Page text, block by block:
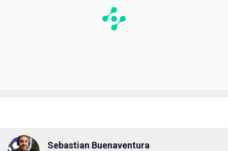
Sebastian Buenaventura